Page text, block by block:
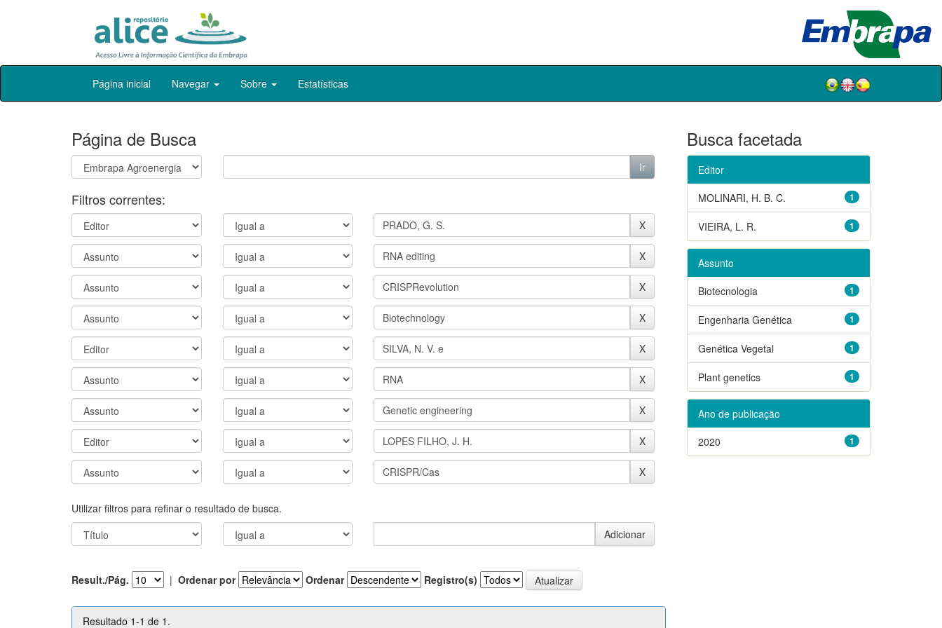
Skip
Página inicial Navegar Sobre Estatísticas
Página de Busca
Filtros correntes:
Utilizar filtros para refinar o resultado de busca.
Result./Pág. | Ordenar por Ordenar Registro(s)
Resultado 1-1 de 1.
Busca facetada
Editor
1
MOLINARI, H. B. C.
1
VIEIRA, L. R.
Assunto
1
Biotecnologia
1
Engenharia Genética
1
Genética Vegetal
1
Plant genetics
Ano de publicação
1
2020